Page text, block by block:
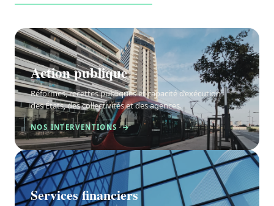
Action publique
Réformes, recettes publiques et capacité d’exécution
des États, des collectivités et des agences.
NOS INTERVENTIONS →
Services financiers